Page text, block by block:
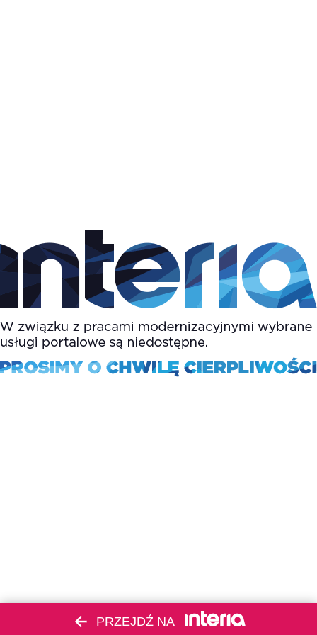
PRZEJDŹ NA